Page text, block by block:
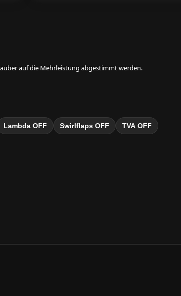
auf die Mehrleistung abgestimmt werden.
Lambda OFF Swirlflaps OFF TVA OFF